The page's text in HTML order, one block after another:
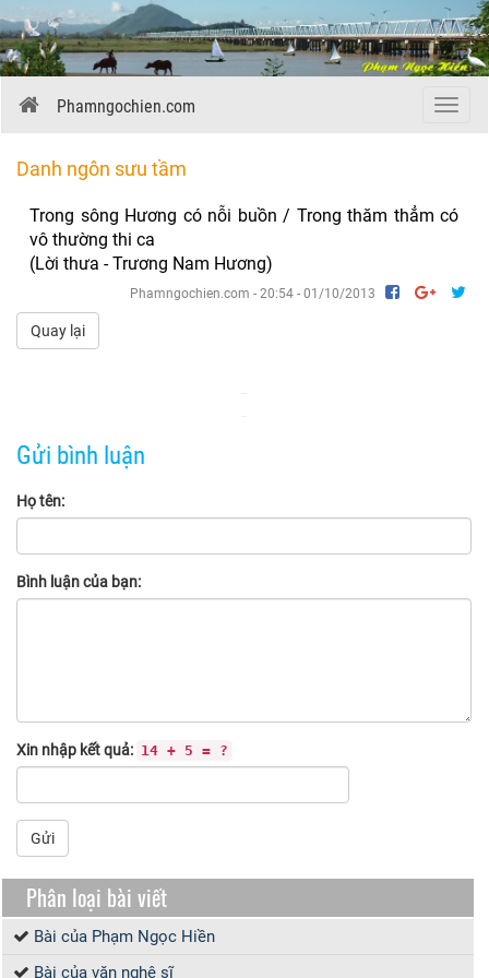
Menu
Phamngochien.com
Danh ngôn sưu tầm
Trong sông Hương có nỗi buồn / Trong thăm thẳm có
vô thường thi ca
(Lời thưa - Trương Nam Hương)
Phamngochien.com - 20:54 - 01/10/2013
Quay lại
Gửi bình luận
Họ tên:
Bình luận của bạn:
Xin nhập kết quả: 14 + 5 = ?
Gửi
Phân loại bài viết
Bài của Phạm Ngọc Hiền
Bài của văn nghệ sĩ